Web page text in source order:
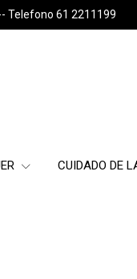
Telefono 61 2211199
CUIDADO DE